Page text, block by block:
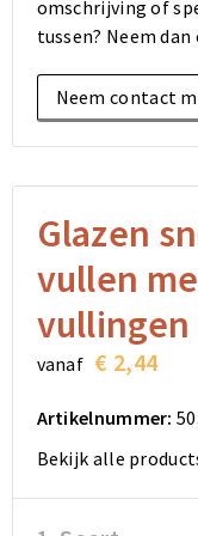
Elektronica,
Sleutelhangers en
Lampen en
Aanstekers
Snoepgoed
Sinterklaas
Reistassensets
Goodiebags
Opvouwbare
Autotassen
Matrozentassen
Schoudertassen
Rugzakken
Bodywarmers
Kleding sets
Reistassensets
Goodiebags
Opvouwbare
Autotassen
Matrozentassen
Schoudertassen
Rugzakken
Overhemden
Jassen
Schoenen
omschrijving of
tussen? Neem
Neem contact
Glazen
vullen
vullingen
vanaf € 2,44
Artikelnummer:
Bekijk alle